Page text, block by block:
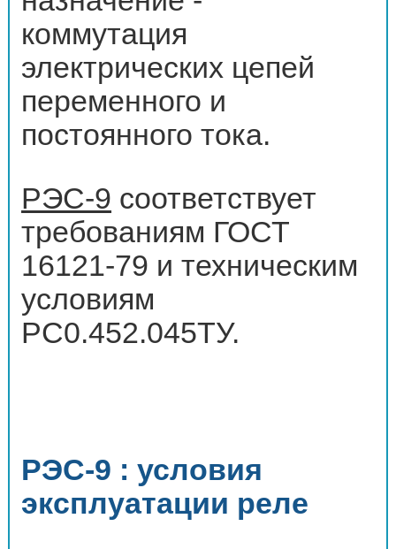
коммутация
электрических цепей
переменного и
постоянного тока.
РЭС-9 соответствует
требованиям ГОСТ
16121-79 и техническим
условиям
РС0.452.045ТУ.
РЭС-9 : условия
эксплуатации реле